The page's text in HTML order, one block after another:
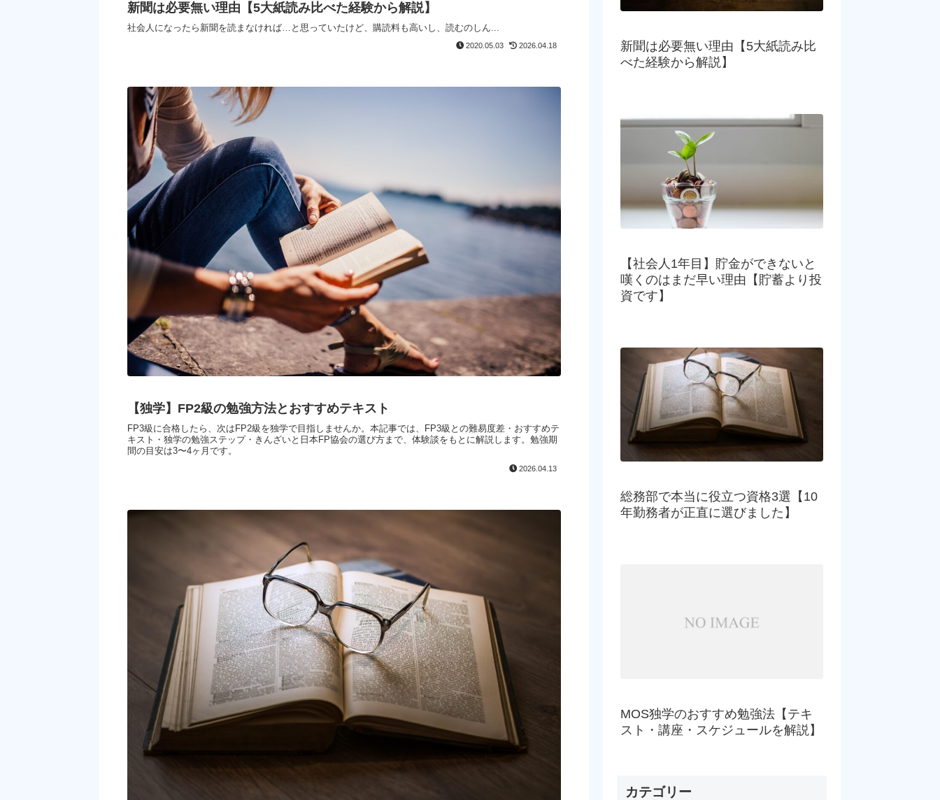
新聞は必要無い理由【5大紙読み比べた経験から解説】
社会人になったら新聞を読まなければ…と思っていたけど、購読料も高いし、読むのしん...
2020.05.03 2026.04.18
【独学】FP2級の勉強方法とおすすめテキスト
FP3級に合格したら、次はFP2級を独学で目指しませんか。本記事では、FP3級との難易度差・おすすめテ
キスト・独学の勉強ステップ・きんざいと日本FP協会の選び方まで、体験談をもとに解説します。勉強期
間の目安は3〜4ヶ月です。
2026.04.13
新聞は必要無い理由【5大紙読み比
べた経験から解説】
【社会人1年目】貯金ができないと
嘆くのはまだ早い理由【貯蓄より投
資です】
総務部で本当に役立つ資格3選【10
年勤務者が正直に選びました】
MOS独学のおすすめ勉強法【テキ
スト・講座・スケジュールを解説】
カテゴリー